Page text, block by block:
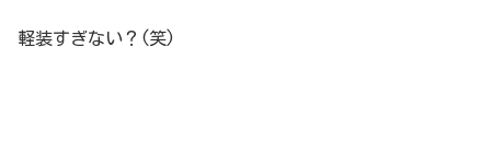
軽装すぎない？(笑)